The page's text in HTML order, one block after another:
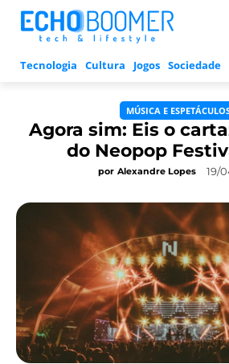
Tecnologia Cultura Jogos Sociedade
MÚSICA E
Agora sim: Eis o
do Neopop
por Alexandre Lopes 19/